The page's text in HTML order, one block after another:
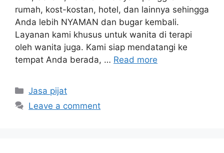
rumah, kost-kostan, hotel, dan lainnya sehingga
Anda lebih NYAMAN dan bugar kembali.
Layanan kami khusus untuk wanita di terapi
oleh wanita juga. Kami siap mendatangi ke
tempat Anda berada, … Read more
Categories
Jasa pijat
Leave a comment